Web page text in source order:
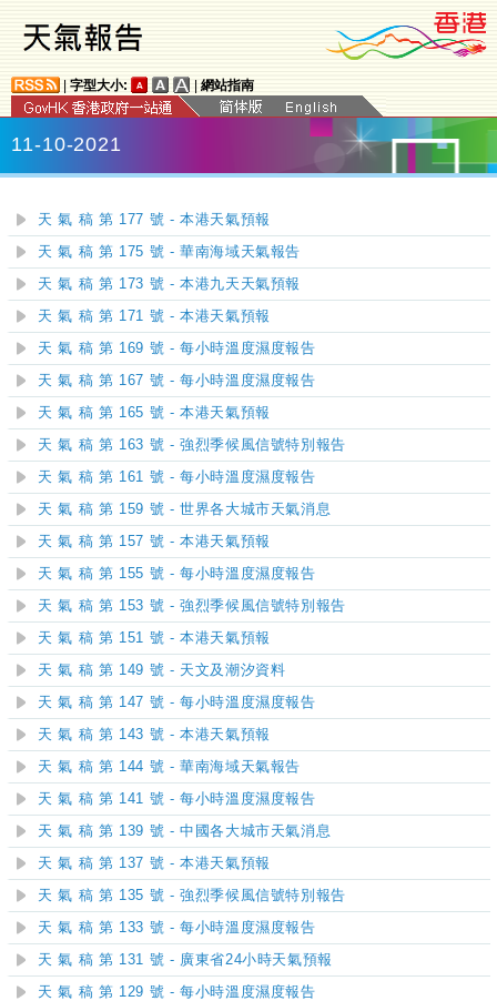
字型大小: 網站指南
11-10-2021
天 氣 稿 第 177 號 - 本港天氣預報
天 氣 稿 第 175 號 - 華南海域天氣報告
天 氣 稿 第 173 號 - 本港九天天氣預報
天 氣 稿 第 171 號 - 本港天氣預報
天 氣 稿 第 169 號 - 每小時溫度濕度報告
天 氣 稿 第 167 號 - 每小時溫度濕度報告
天 氣 稿 第 165 號 - 本港天氣預報
天 氣 稿 第 163 號 - 強烈季候風信號特別報告
天 氣 稿 第 161 號 - 每小時溫度濕度報告
天 氣 稿 第 159 號 - 世界各大城市天氣消息
天 氣 稿 第 157 號 - 本港天氣預報
天 氣 稿 第 155 號 - 每小時溫度濕度報告
天 氣 稿 第 153 號 - 強烈季候風信號特別報告
天 氣 稿 第 151 號 - 本港天氣預報
天 氣 稿 第 149 號 - 天文及潮汐資料
天 氣 稿 第 147 號 - 每小時溫度濕度報告
天 氣 稿 第 143 號 - 本港天氣預報
天 氣 稿 第 144 號 - 華南海域天氣報告
天 氣 稿 第 141 號 - 每小時溫度濕度報告
天 氣 稿 第 139 號 - 中國各大城市天氣消息
天 氣 稿 第 137 號 - 本港天氣預報
天 氣 稿 第 135 號 - 強烈季候風信號特別報告
天 氣 稿 第 133 號 - 每小時溫度濕度報告
天 氣 稿 第 131 號 - 廣東省24小時天氣預報
天 氣 稿 第 129 號 - 每小時溫度濕度報告